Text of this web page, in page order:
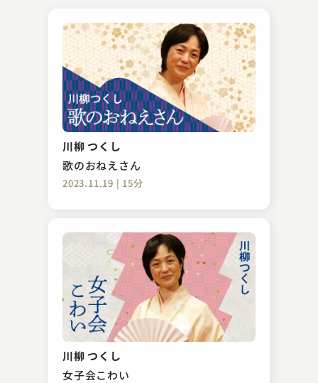
川柳 つくし
歌のおねえさん
2023.11.19 | 15分
川柳 つくし
女子会こわい
林家 しん平
上顎の皮
2023.03.20 | 11分
鈴々舎 馬風
楽屋外伝
2023.01.11 | 8分